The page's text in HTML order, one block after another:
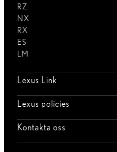
RZ
NX
RX
ES
LM
Lexus Link
Lexus policies
Kontakta oss